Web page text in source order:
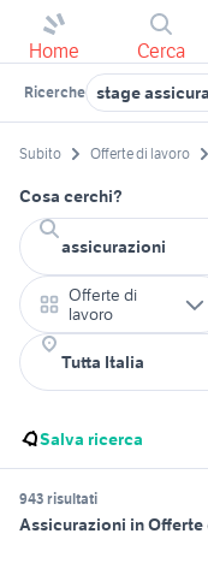
Home Cerca
Ricerche stage
Subito Offerte di lavoro
Cosa cerchi?
Offerte di
lavoro
Salva ricerca
943 risultati
Assicurazioni in